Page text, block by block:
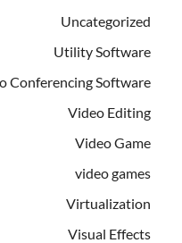
Uncategorized
Utility Software
Video Conferencing Software
Video Editing
Video Game
video games
Virtualization
Visual Effects